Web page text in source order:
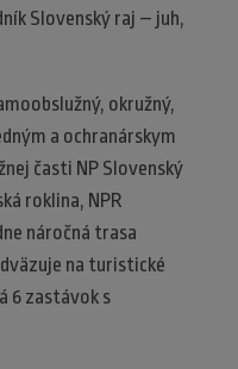
Slovenský raj – juh,
okružný,
a ochranárskym
časti NP Slovenský
roklina, NPR
náročná trasa
na turistické
6 zastávok s